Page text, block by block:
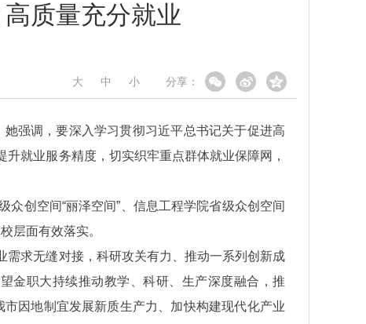
质量充分就业
分享：
大 中 小
强调，要深入学习贯彻习近平总书记关于促进高
就业服务精度，切实织牢重点群体就业保障网，
创空间“丽泽空间”、信息工程学院省级众创空间
层面有效落实。
求无缝对接，科研攻关有力、推动一系列创新成
金职大持续推动教学、科研、生产深度融合，推
市因地制宜发展新质生产力、加快构建现代化产业